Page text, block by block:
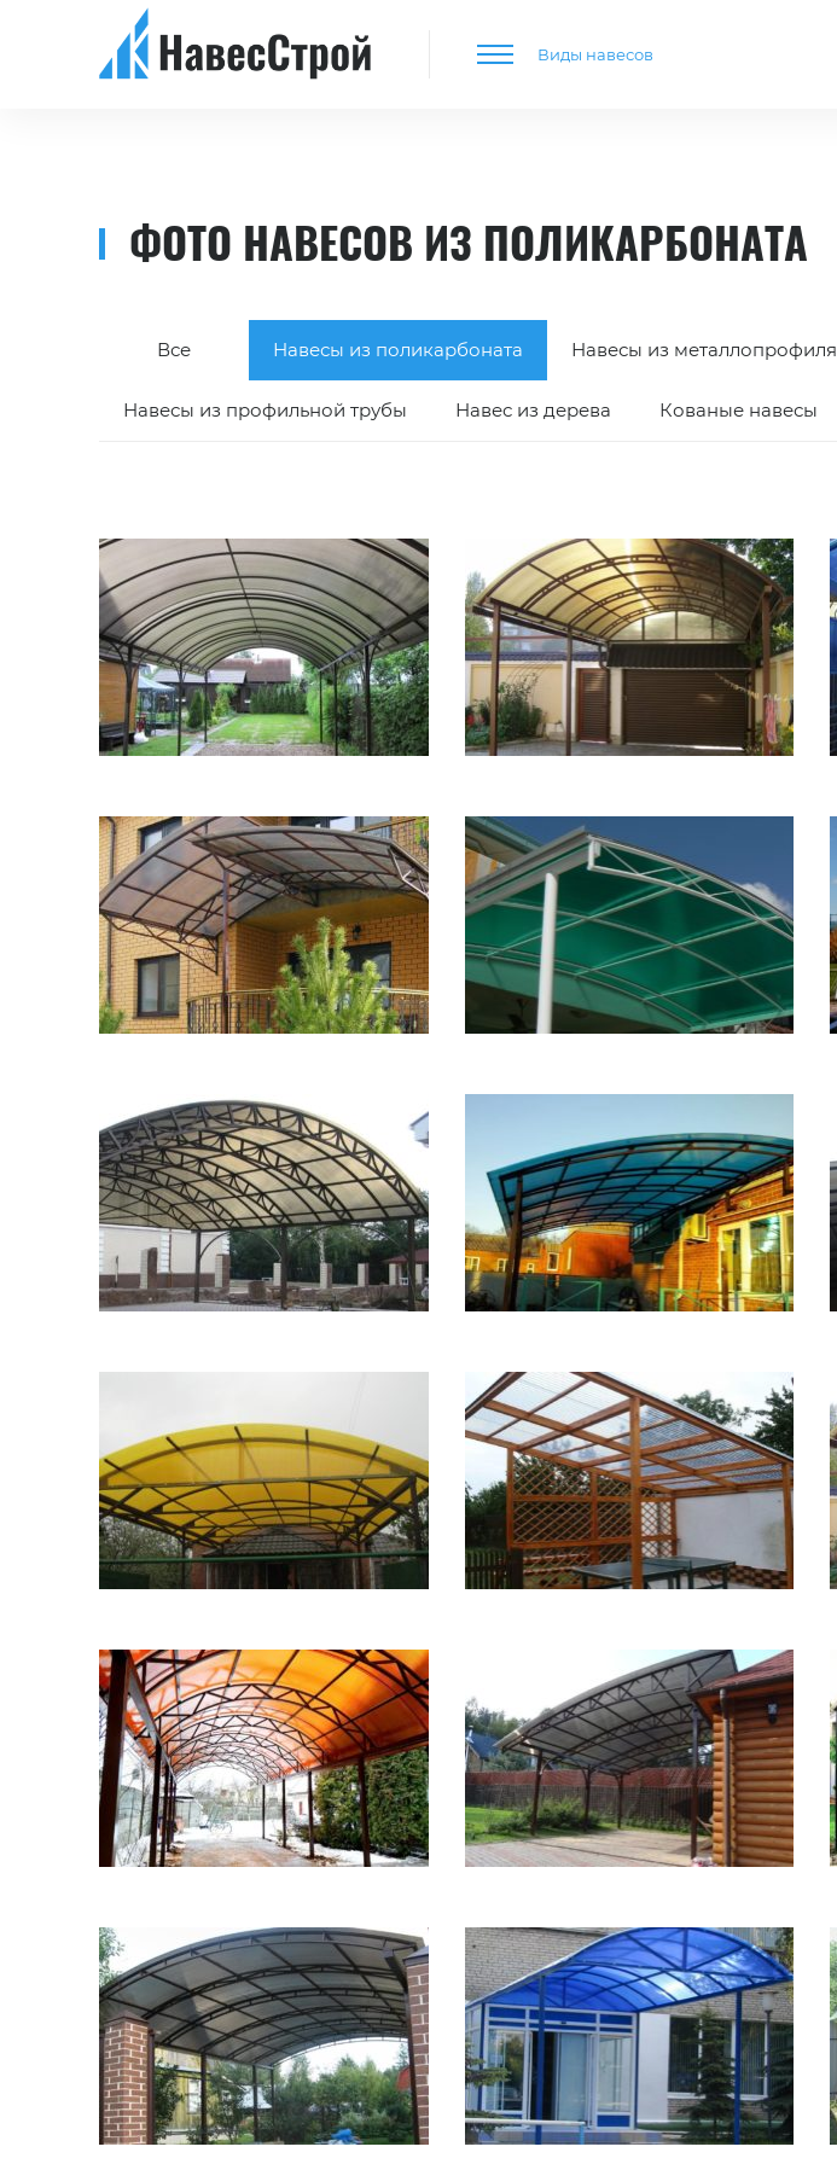
Виды навесов
ФОТО НАВЕСОВ ИЗ ПОЛИКАРБОНАТА
Все Навесы из поликарбоната Навесы из металлопрофиля
Навесы из профильной трубы Навес из дерева Кованые навесы